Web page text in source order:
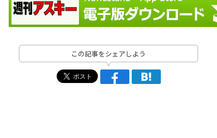
この記事をシェアしよう